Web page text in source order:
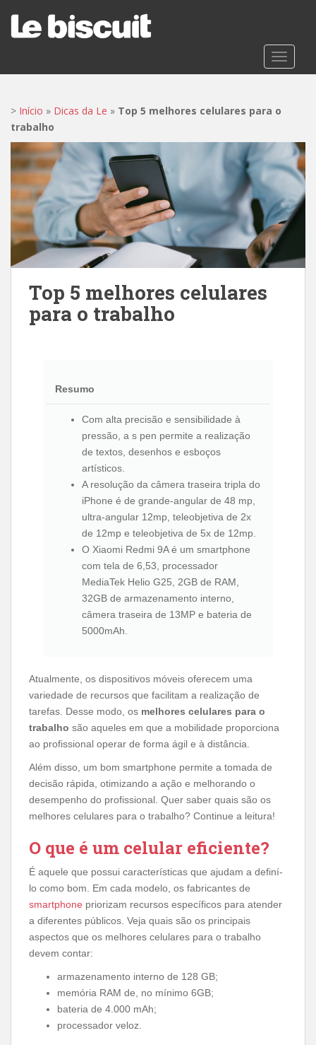
t
> Início » Dicas da Le » Top 5 melhores celulares para o
trabalho
Top 5 melhores celulares
para o trabalho
Resumo
Com alta precisão e sensibilidade à
pressão, a s pen permite a realização
de textos, desenhos e esboços
artísticos.
A resolução da câmera traseira tripla do
iPhone é de grande-angular de 48 mp,
ultra-angular 12mp, teleobjetiva de 2x
de 12mp e teleobjetiva de 5x de 12mp.
O Xiaomi Redmi 9A é um smartphone
com tela de 6,53, processador
MediaTek Helio G25, 2GB de RAM,
32GB de armazenamento interno,
câmera traseira de 13MP e bateria de
5000mAh.
Atualmente, os dispositivos móveis oferecem uma
variedade de recursos que facilitam a realização de
tarefas. Desse modo, os melhores celulares para o
trabalho são aqueles em que a mobilidade proporciona
ao profissional operar de forma ágil e à distância.
Além disso, um bom smartphone permite a tomada de
decisão rápida, otimizando a ação e melhorando o
desempenho do profissional. Quer saber quais são os
melhores celulares para o trabalho? Continue a leitura!
O que é um celular eficiente?
É aquele que possui características que ajudam a definí-
lo como bom. Em cada modelo, os fabricantes de
smartphone priorizam recursos específicos para atender
a diferentes públicos. Veja quais são os principais
aspectos que os melhores celulares para o trabalho
devem contar:
armazenamento interno de 128 GB;
memória RAM de, no mínimo 6GB;
bateria de 4.000 mAh;
processador veloz.